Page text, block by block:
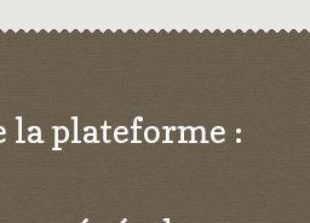
la plateforme :